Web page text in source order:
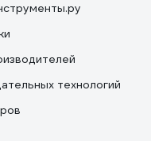
технологий